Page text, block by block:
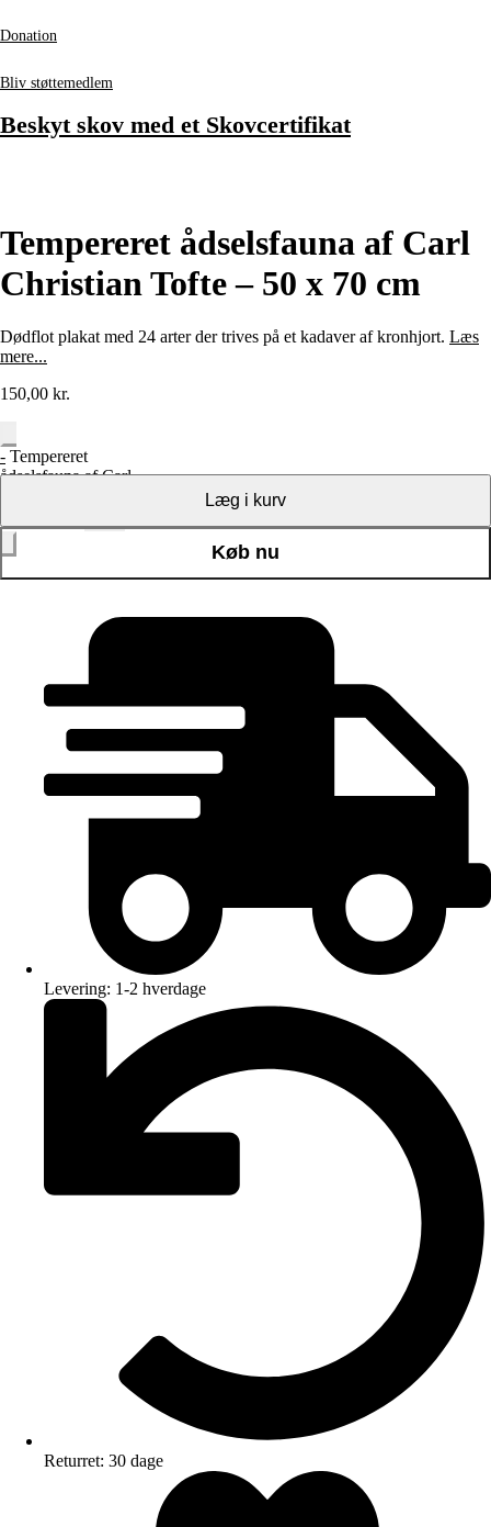
Donation
Bliv støttemedlem
Beskyt skov med et Skovcertifikat
Tempereret ådselsfauna af Carl
Christian Tofte – 50 x 70 cm
Dødflot plakat med 24 arter der trives på et kadaver af kronhjort. Læs
mere...
150,00 kr.
- Tempereret
ådselsfauna af Carl
Læg i kurv
Køb nu
Levering: 1-2 hverdage
Returret: 30 dage